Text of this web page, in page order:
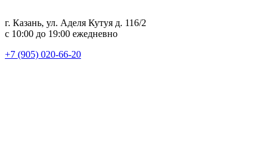
г. Казань, ул. Аделя Кутуя д. 116/2
с 10:00 до 19:00 ежедневно
+7 (905) 020-66-20